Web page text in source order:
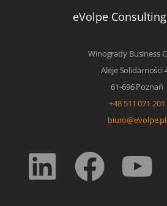
eVolpe
Winogrady Business
Aleje Solidarności
61-696 Poznań
+48 511 071 201
biuro@evolpe.pl